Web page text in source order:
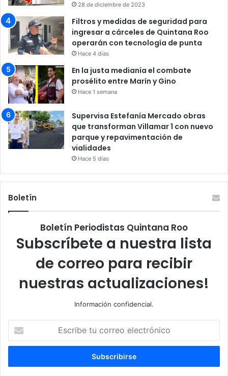
28 de diciembre de 2023
Filtros y medidas de seguridad para
ingresar a cárceles de Quintana Roo
operarán con tecnología de punta
Hace 4 días
En la justa medianía el combate
prosélito entre Marín y Gino
Hace 1 semana
Supervisa Estefanía Mercado obras
que transforman Villamar 1 con nuevo
parque y repavimentación de
vialidades
Hace 5 días
Boletín
Boletín Periodistas Quintana Roo
Subscríbete a nuestra lista
de correo para recibir
nuestras actualizaciones!
Información confidencial.
correo